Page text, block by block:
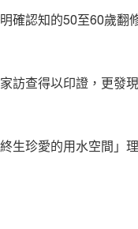
確認知的50至60歲
訪查得以印證，更發
生珍愛的用水空間」